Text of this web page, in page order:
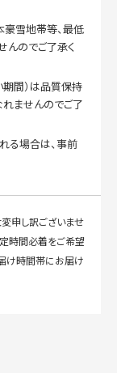
豪雪地帯等、最低
んのでご了承く
間）は品質保持
ませんのでご了
る場合は、事前
申し訳ございませ
時間必着をご希望
け時間帯にお届け